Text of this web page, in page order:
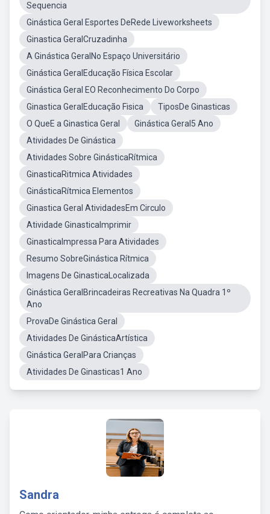
Sequencia
Ginástica Geral Esportes DeRede Liveworksheets
Ginastica GeralCruzadinha
A Ginástica GeralNo Espaço Universitário
Ginástica GeralEducação Física Escolar
Ginástica Geral EO Reconhecimento Do Corpo
Ginastica GeralEducação Fisica
TiposDe Ginasticas
O QueE a Ginastica Geral
Ginástica Geral5 Ano
Atividades De Ginástica
Atividades Sobre GinásticaRítmica
GinasticaRitmica Atividades
GinásticaRítmica Elementos
Ginastica Geral AtividadesEm Circulo
Atividade GinasticaImprimir
GinasticaImpressa Para Atividades
Resumo SobreGinástica Rítmica
Imagens De GinasticaLocalizada
Ginástica GeralBrincadeiras Recreativas Na Quadra 1º
Ano
ProvaDe Ginástica Geral
Atividades De GinásticaArtística
Ginástica GeralPara Crianças
Atividades De Ginasticas1 Ano
Sandra